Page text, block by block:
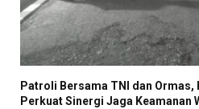
Patroli Bersama TNI dan
Perkuat Sinergi Jaga Keamanan